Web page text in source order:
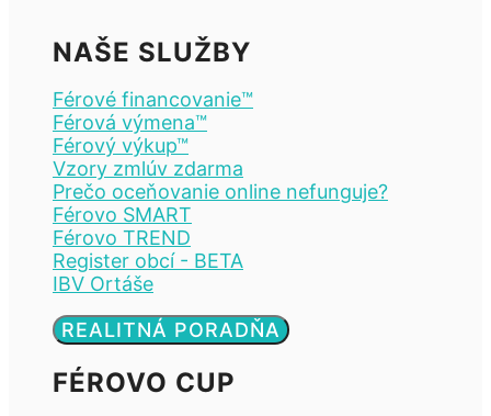
NAŠE SLUŽBY
Férové financovanie™
Férová výmena™
Férový výkup™
Vzory zmlúv zdarma
Prečo oceňovanie online nefunguje?
Férovo SMART
Férovo TREND
Register obcí - BETA
IBV Ortáše
REALITNÁ PORADŇA
FÉROVO CUP